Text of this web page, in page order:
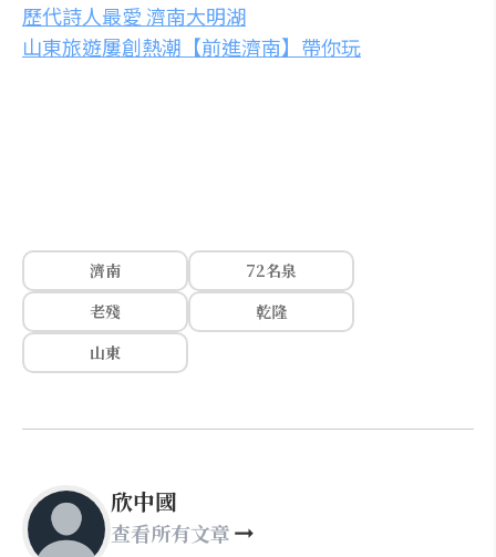
歷代詩人最愛 濟南大明湖
山東旅遊屢創熱潮【前進濟南】帶你玩
濟南
72名泉
老殘
乾隆
山東
欣中國
查看所有文章